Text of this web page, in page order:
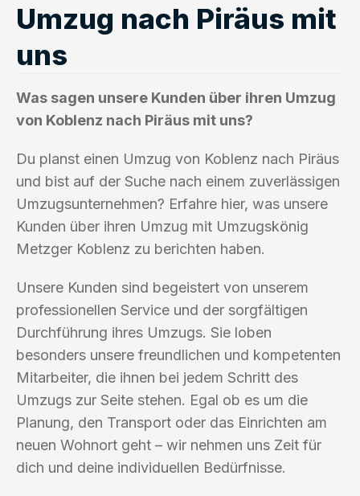
Umzug nach Piräus mit
uns
Was sagen unsere Kunden über ihren Umzug
von Koblenz nach Piräus mit uns?
Du planst einen Umzug von Koblenz nach Piräus
und bist auf der Suche nach einem zuverlässigen
Umzugsunternehmen? Erfahre hier, was unsere
Kunden über ihren Umzug mit Umzugskönig
Metzger Koblenz zu berichten haben.
Unsere Kunden sind begeistert von unserem
professionellen Service und der sorgfältigen
Durchführung ihres Umzugs. Sie loben
besonders unsere freundlichen und kompetenten
Mitarbeiter, die ihnen bei jedem Schritt des
Umzugs zur Seite stehen. Egal ob es um die
Planung, den Transport oder das Einrichten am
neuen Wohnort geht – wir nehmen uns Zeit für
dich und deine individuellen Bedürfnisse.